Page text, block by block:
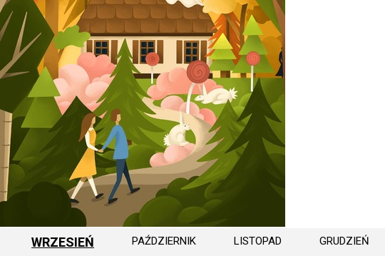
WRZESIEŃ PAŹDZIERNIK LISTOPAD GRUDZIEŃ